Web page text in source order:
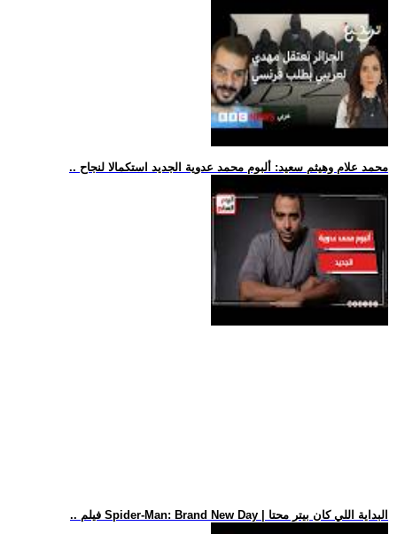
.. محمد علام وهيثم سعيد: ألبوم محمد عدوية الجديد استكمالا لنجاح
.. فيلم Spider-Man: Brand New Day | البداية اللي كان بيتر محتا